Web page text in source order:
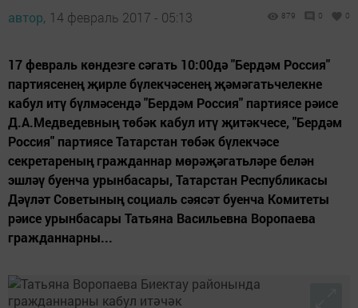
автор, 14 февраль 2017 - 05:13 879 0 0
17 февраль көндезге сәгать 10:00дә "Бердәм Россия"
партиясенең җирле бүлекчәсенең җәмәгатьчелекне
кабул итү бүлмәсендә "Бердәм Россия" партиясе рәисе
Д.А.Медведевның төбәк кабул итү җитәкчесе, "Бердәм
Россия" партиясе Татарстан төбәк бүлекчәсе
секретареның гражданнар мөрәҗәгатьләре белән
эшләү буенча урынбасары, Татарстан Республикасы
Дәүләт Советының социаль сәясәт буенча Комитеты
рәисе урынбасары Татьяна Васильевна Воропаева
гражданнарны...